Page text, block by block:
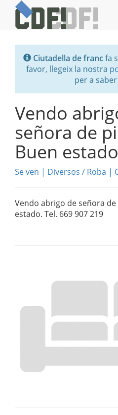
Ciutadella de francfa
favor, llegeix la nostra
per a
Vendo
señora de
Buen estado
Se ven | Diversos / Roba |
Vendo abrigo de señora
estado. Tel. 669 907 219